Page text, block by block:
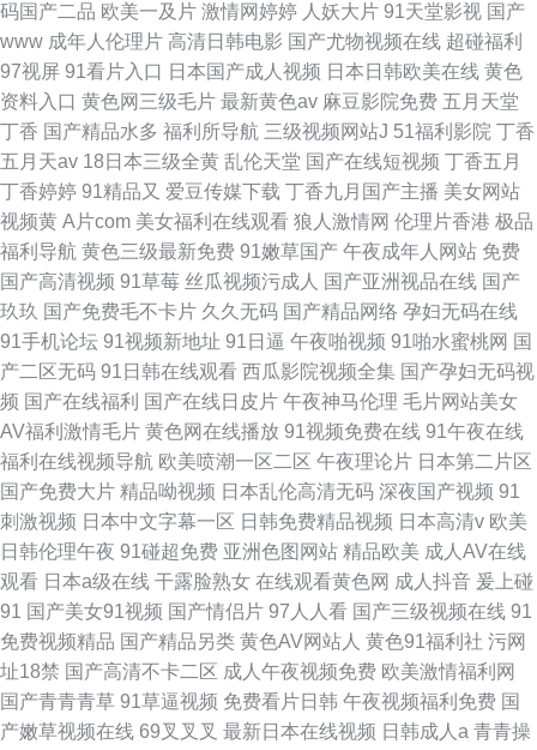
码国产二品 欧美一及片 激情网婷婷 人妖大片 91天堂影视 国产
www 成年人伦理片 高清日韩电影 国产尤物视频在线 超碰福利
97视屏 91看片入口 日本国产成人视频 日本日韩欧美在线 黄色
资料入口 黄色网三级毛片 最新黄色av 麻豆影院免费 五月天堂
丁香 国产精品水多 福利所导航 三级视频网站J 51福利影院 丁香
五月天av 18日本三级全黄 乱伦天堂 国产在线短视频 丁香五月
丁香婷婷 91精品又 爱豆传媒下载 丁香九月国产主播 美女网站
视频黄 A片com 美女福利在线观看 狼人激情网 伦理片香港 极品
福利导航 黄色三级最新免费 91嫩草国产 午夜成年人网站 免费
国产高清视频 91草莓 丝瓜视频污成人 国产亚洲视品在线 国产
玖玖 国产免费毛不卡片 久久无码 国产精品网络 孕妇无码在线
91手机论坛 91视频新地址 91日逼 午夜啪视频 91啪水蜜桃网 国
产二区无码 91日韩在线观看 西瓜影院视频全集 国产孕妇无码视
频 国产在线福利 国产在线日皮片 午夜神马伦理 毛片网站美女
AV福利激情毛片 黄色网在线播放 91视频免费在线 91午夜在线
福利在线视频导航 欧美喷潮一区二区 午夜理论片 日本第二片区
国产免费大片 精品呦视频 日本乱伦高清无码 深夜国产视频 91
刺激视频 日本中文字幕一区 日韩免费精品视频 日本高清v 欧美
日韩伦理午夜 91碰超免费 亚洲色图网站 精品欧美 成人AV在线
观看 日本a级在线 干露脸熟女 在线观看黄色网 成人抖音 爰上碰
91 国产美女91视频 国产情侣片 97人人看 国产三级视频在线 91
免费视频精品 国产精品另类 黄色AV网站人 黄色91福利社 污网
址18禁 国产高清不卡二区 成人午夜视频免费 欧美激情福利网
国产青青青草 91草逼视频 免费看片日韩 午夜视频福利免费 国
产嫩草视频在线 69叉叉叉 最新日本在线视频 日韩成人a 青青操